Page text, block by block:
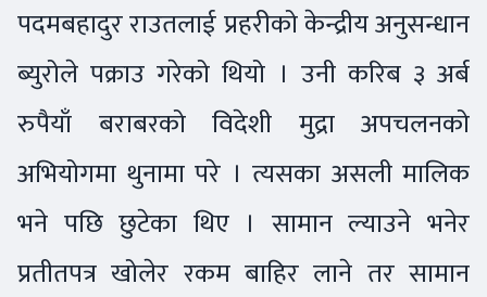
पदमबहादुर राउतलाई प्रहरीको केन्द्रीय अनुसन्धान
ब्युरोले पक्राउ गरेको थियो । उनी करिब ३ अर्ब
रुपैयाँ बराबरको विदेशी मुद्रा अपचलनको
अभियोगमा थुनामा परे । त्यसका असली मालिक
भने पछि छुटेका थिए । सामान ल्याउने भनेर
प्रतीतपत्र खोलेर रकम बाहिर लाने तर सामान